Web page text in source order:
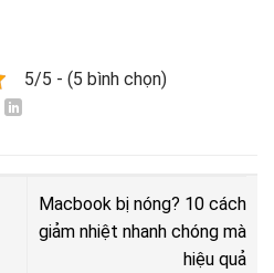
5/5 - (5 bình chọn)
Macbook bị nóng? 10 cách
giảm nhiệt nhanh chóng mà
hiệu quả